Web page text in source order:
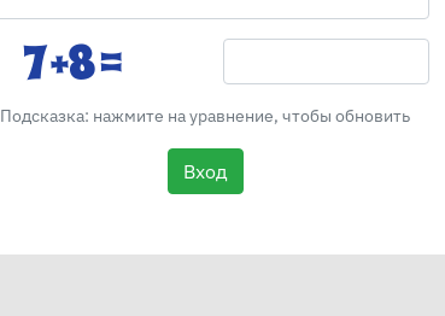
Подсказка: нажмите на уравнение, чтобы обновить
Вход